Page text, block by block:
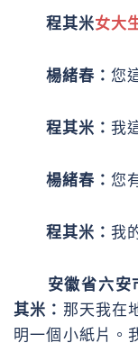
程其米女大
楊緒春： 您
程其米： 我
楊緒春： 您
程其米： 我
安徽省六安
其米： 那天我在
明一個小紙片。